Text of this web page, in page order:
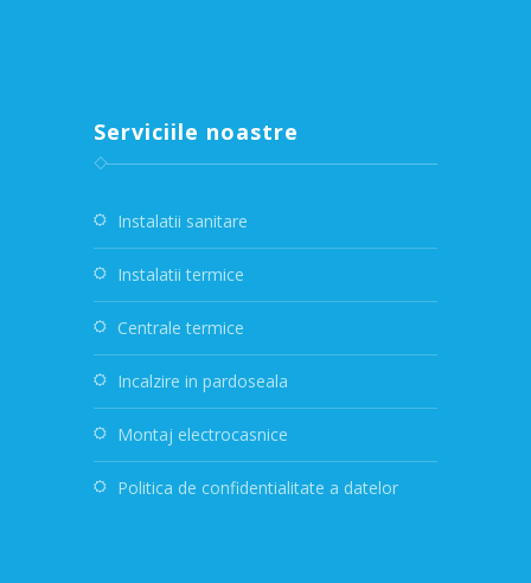
Serviciile noastre
Instalatii sanitare
Instalatii termice
Centrale termice
Incalzire in pardoseala
Montaj electrocasnice
Politica de confidentialitate a datelor